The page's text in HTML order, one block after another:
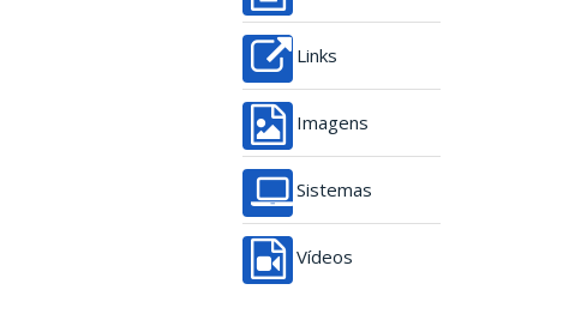
Links
Imagens
Sistemas
Vídeos